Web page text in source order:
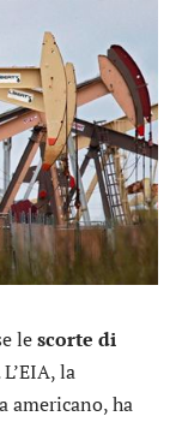
lescorte di
la
americano, ha